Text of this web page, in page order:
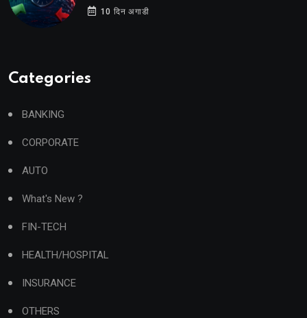
10 दिन अगाडी
Categories
BANKING
CORPORATE
AUTO
What's New ?
FIN-TECH
HEALTH/HOSPITAL
INSURANCE
OTHERS